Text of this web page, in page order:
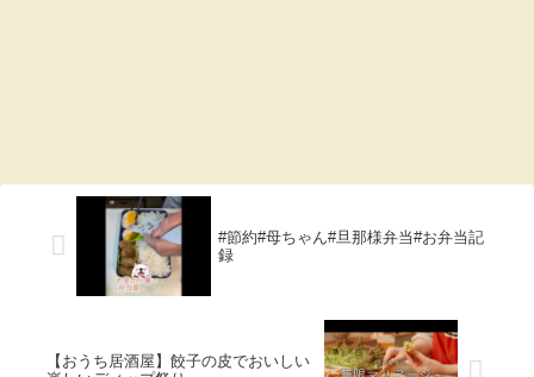
#節約#母ちゃん#旦那様弁当#お弁当記
録
【おうち居酒屋】餃子の皮でおいしい